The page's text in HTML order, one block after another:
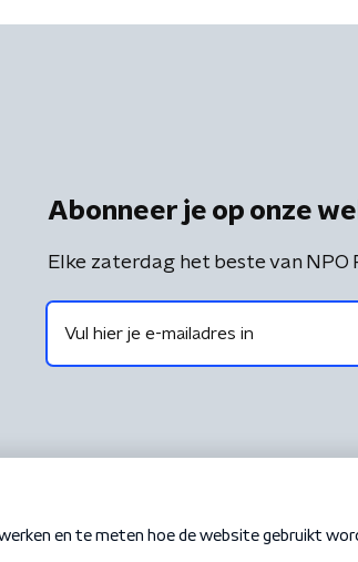
Abonneer je op onze
Elke zaterdag het beste van NPO